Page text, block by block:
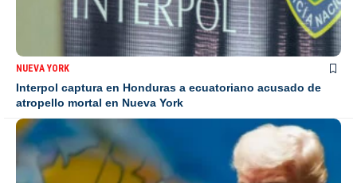
NUEVA YORK
Interpol captura en Honduras a ecuatoriano acusado de
atropello mortal en Nueva York